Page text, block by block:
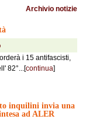
Archivio notizie
i 15 antifascisti,
82°...[continua]
inquilini invia una
ad ALER